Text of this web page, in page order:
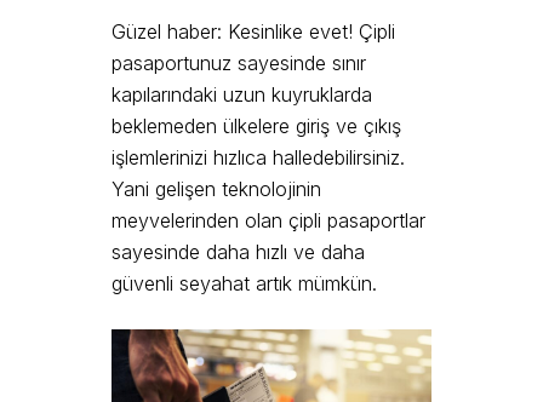
Güzel haber: Kesinlike evet! Çipli
pasaportunuz sayesinde sınır
kapılarındaki uzun kuyruklarda
beklemeden ülkelere giriş ve çıkış
işlemlerinizi hızlıca halledebilirsiniz.
Yani gelişen teknolojinin
meyvelerinden olan çipli pasaportlar
sayesinde daha hızlı ve daha
güvenli seyahat artık mümkün.